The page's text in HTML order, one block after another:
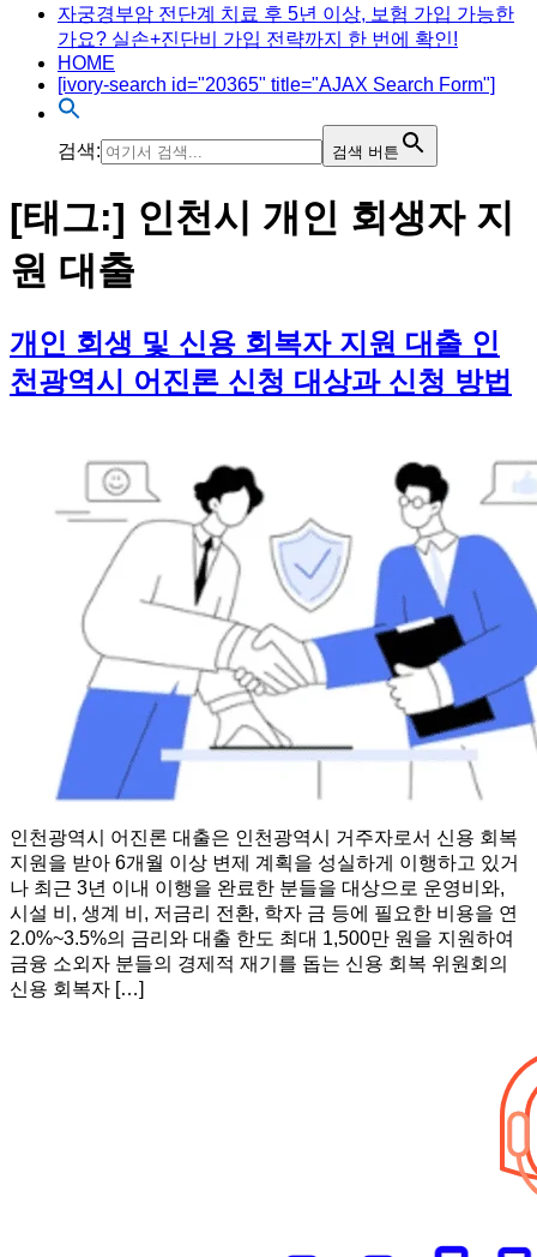
자궁경부암 전단계 치료 후 5년 이상, 보험 가입 가능한
가요? 실손+진단비 가입 전략까지 한 번에 확인!
HOME
[ivory-search id="20365" title="AJAX Search Form"]
검색: 검색 버튼
[태그:] 인천시 개인 회생자 지
원 대출
개인 회생 및 신용 회복자 지원 대출 인
천광역시 어진론 신청 대상과 신청 방법
인천광역시 어진론 대출은 인천광역시 거주자로서 신용 회복
지원을 받아 6개월 이상 변제 계획을 성실하게 이행하고 있거
나 최근 3년 이내 이행을 완료한 분들을 대상으로 운영비와,
시설 비, 생계 비, 저금리 전환, 학자 금 등에 필요한 비용을 연
2.0%~3.5%의 금리와 대출 한도 최대 1,500만 원을 지원하여
금융 소외자 분들의 경제적 재기를 돕는 신용 회복 위원회의
신용 회복자 […]